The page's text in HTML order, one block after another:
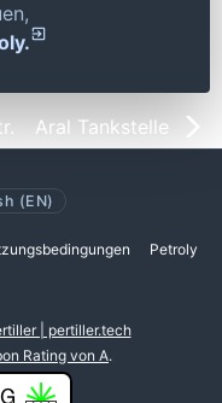
Aral Tankstelle
(EN)
Petroly
| pertiller.tech
Rating von A.